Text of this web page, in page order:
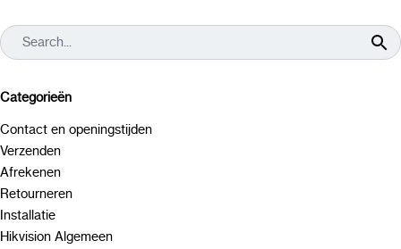
Categorieën
Contact en openingstijden
Verzenden
Afrekenen
Retourneren
Installatie
Hikvision Algemeen